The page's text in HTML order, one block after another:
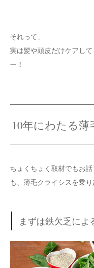
それって、
実は髪や頭皮だけケアし
ー！
10年にわたる薄
ちょくちょく取材でもお
も、薄毛クライシスを乗
まずは鉄欠乏によ